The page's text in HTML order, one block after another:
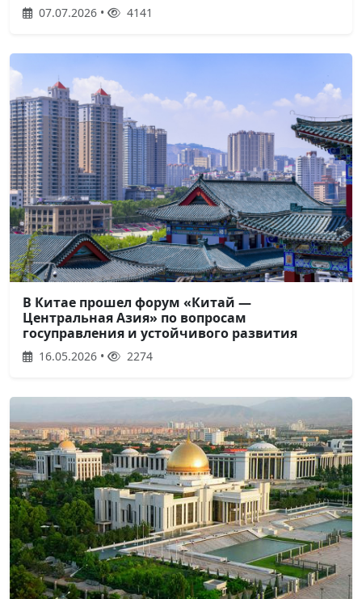
07.07.2026 • 4141
В Китае прошел форум «Китай —
Центральная Азия» по вопросам
госуправления и устойчивого развития
16.05.2026 • 2274